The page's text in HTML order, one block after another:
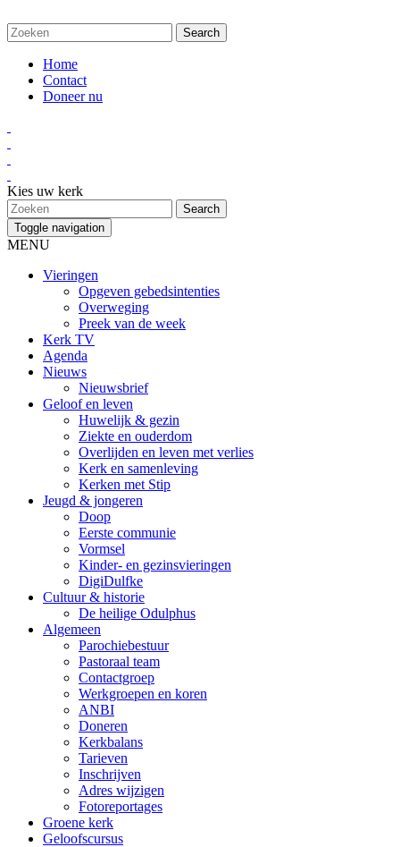
Home
Contact
Doneer nu
Kies uw kerk
Toggle navigation
MENU
Vieringen
Opgeven gebedsintenties
Overweging
Preek van de week
Kerk TV
Agenda
Nieuws
Nieuwsbrief
Geloof en leven
Huwelijk & gezin
Ziekte en ouderdom
Overlijden en leven met verlies
Kerk en samenleving
Kerken met Stip
Jeugd & jongeren
Doop
Eerste communie
Vormsel
Kinder- en gezinsvieringen
DigiDulfke
Cultuur & historie
De heilige Odulphus
Algemeen
Parochiebestuur
Pastoraal team
Contactgroep
Werkgroepen en koren
ANBI
Doneren
Kerkbalans
Tarieven
Inschrijven
Adres wijzigen
Fotoreportages
Groene kerk
Geloofscursus